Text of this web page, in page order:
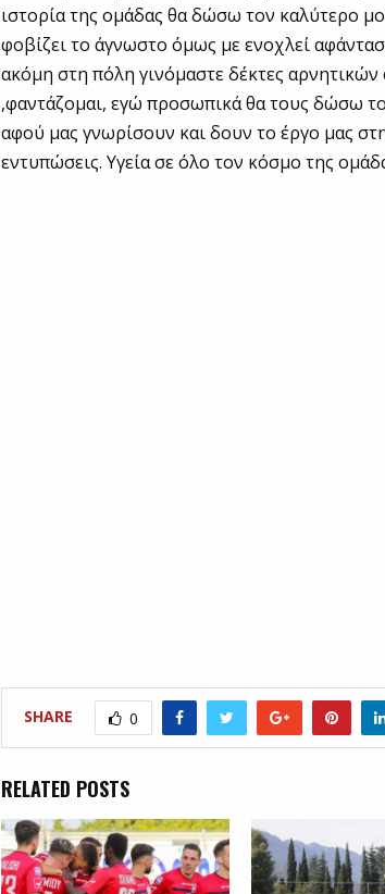
ιστορία της ομάδας θα δώσω τον καλύτερο
φοβίζει το άγνωστο όμως με ενοχλεί
ακόμη στη πόλη γινόμαστε δέκτες
,φαντάζομαι, εγώ προσωπικά θα τους δώσω
αφού μας γνωρίσουν και δουν το έργο μας
εντυπώσεις. Υγεία σε όλο τον κόσμο της
SHARE 0
RELATED POSTS